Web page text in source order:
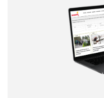
Correo electrónico
Tipo de comentario